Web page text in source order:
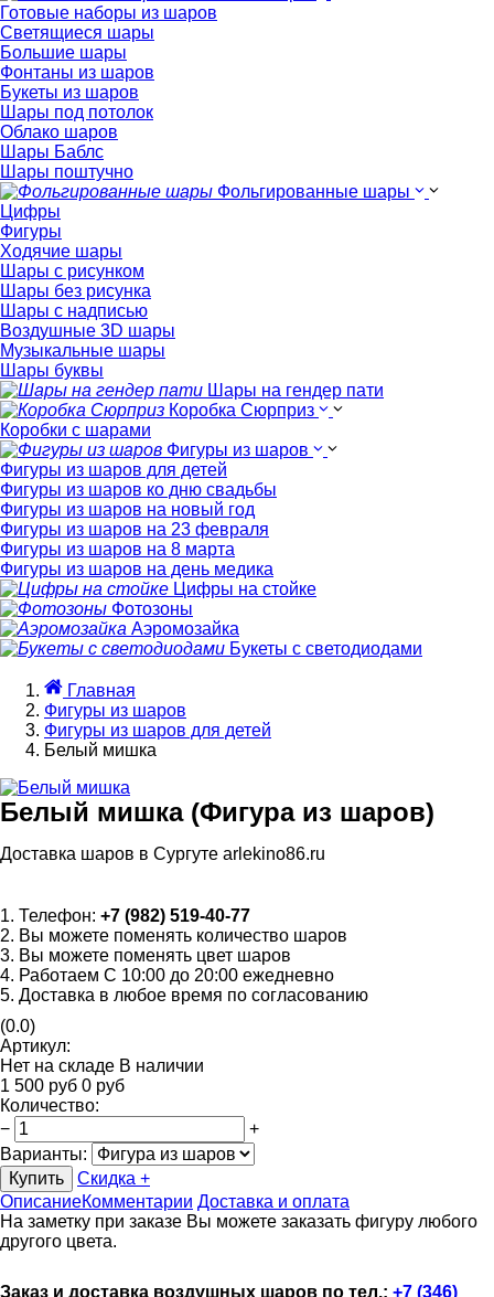
Готовые наборы из шаров
Светящиеся шары
Большие шары
Фонтаны из шаров
Букеты из шаров
Шары под потолок
Облако шаров
Шары Баблс
Шары поштучно
Фольгированные шары
Цифры
Фигуры
Ходячие шары
Шары с рисунком
Шары без рисунка
Шары с надписью
Воздушные 3D шары
Музыкальные шары
Шары буквы
Шары на гендер пати
Коробка Сюрприз
Коробки с шарами
Фигуры из шаров
Фигуры из шаров для детей
Фигуры из шаров ко дню свадьбы
Фигуры из шаров на новый год
Фигуры из шаров на 23 февраля
Фигуры из шаров на 8 марта
Фигуры из шаров на день медика
Цифры на стойке
Фотозоны
Аэромозайка
Букеты с светодиодами
Главная
Фигуры из шаров
Фигуры из шаров для детей
Белый мишка
Белый мишка (Фигура из шаров)
Доставка шаров в Сургуте arlekino86.ru
1. Телефон: +7 (982) 519-40-77
2. Вы можете поменять количество шаров
3. Вы можете поменять цвет шаров
4. Работаем С 10:00 до 20:00 ежедневно
5. Доставка в любое время по согласованию
(0.0)
Артикул:
Нет на складе В наличии
1 500 руб 0 руб
Количество:
−
+
Варианты:
Купить
Скидка +
ОписаниеКомментарии Доставка и оплата
На заметку при заказе Вы можете заказать фигуру любого
другого цвета.
Заказ и доставка воздушных шаров по тел.: +7 (346)